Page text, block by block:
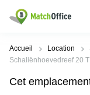
Rechercher / publier
Types
d'espaces
Villes
Populaires
Recherches
populaires
Aide
Accueil Location
Schaliënhoevedreef 20 T
Cet